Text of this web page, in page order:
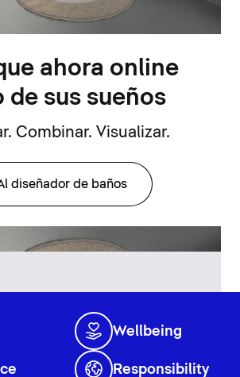
ahora online
de sus sueños
Combinar. Visualizar.
diseñador de baños
Wellbeing
Responsibility